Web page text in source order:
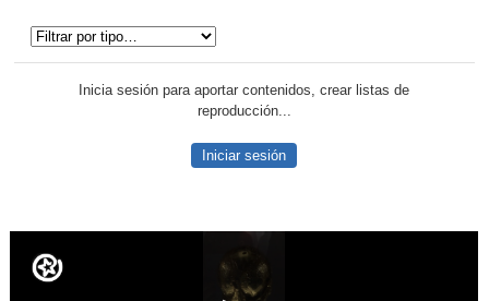
Inicia sesión para aportar contenidos, crear listas de
reproducción...
Iniciar sesión